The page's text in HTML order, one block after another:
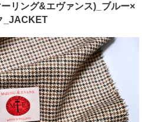
リング&エヴァンス)_ブルー×
_JACKET